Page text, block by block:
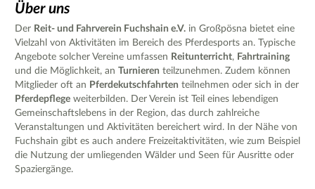
Über uns
Der Reit- und Fahrverein Fuchshain e.V. in Großpösna bietet eine
Vielzahl von Aktivitäten im Bereich des Pferdesports an. Typische
Angebote solcher Vereine umfassen Reitunterricht, Fahrtraining
und die Möglichkeit, an Turnieren teilzunehmen. Zudem können
Mitglieder oft an Pferdekutschfahrten teilnehmen oder sich in der
Pferdepflege weiterbilden. Der Verein ist Teil eines lebendigen
Gemeinschaftslebens in der Region, das durch zahlreiche
Veranstaltungen und Aktivitäten bereichert wird. In der Nähe von
Fuchshain gibt es auch andere Freizeitaktivitäten, wie zum Beispiel
die Nutzung der umliegenden Wälder und Seen für Ausritte oder
Spaziergänge.